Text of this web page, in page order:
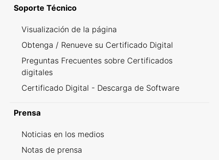
Soporte Técnico
Visualización de la página
Obtenga / Renueve su Certificado Digital
Preguntas Frecuentes sobre Certificados
digitales
Certificado Digital - Descarga de Software
Prensa
Noticias en los medios
Notas de prensa